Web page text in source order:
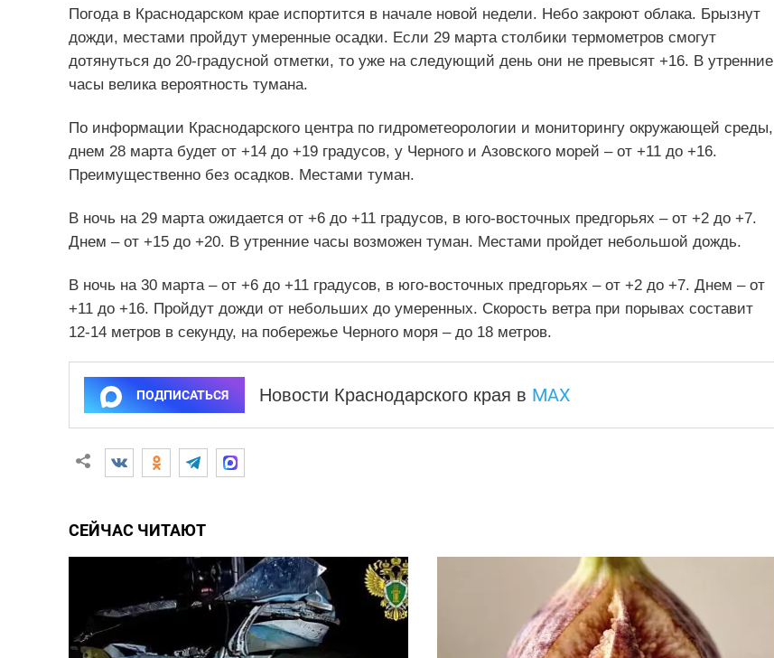
Погода в Краснодарском крае испортится в начале новой недели. Небо закроют облака. Брызнут
дожди, местами пройдут умеренные осадки. Если 29 марта столбики термометров смогут
дотянуться до 20-градусной отметки, то уже на следующий день они не превысят +16. В утренние
часы велика вероятность тумана.
По информации Краснодарского центра по гидрометеорологии и мониторингу окружающей среды,
днем 28 марта будет от +14 до +19 градусов, у Черного и Азовского морей – от +11 до +16.
Преимущественно без осадков. Местами туман.
В ночь на 29 марта ожидается от +6 до +11 градусов, в юго-восточных предгорьях – от +2 до +7.
Днем – от +15 до +20. В утренние часы возможен туман. Местами пройдет небольшой дождь.
В ночь на 30 марта – от +6 до +11 градусов, в юго-восточных предгорьях – от +2 до +7. Днем – от
+11 до +16. Пройдут дожди от небольших до умеренных. Скорость ветра при порывах составит
12-14 метров в секунду, на побережье Черного моря – до 18 метров.
ПОДПИСАТЬСЯ Новости Краснодарского края в MAX
СЕЙЧАС ЧИТАЮТ